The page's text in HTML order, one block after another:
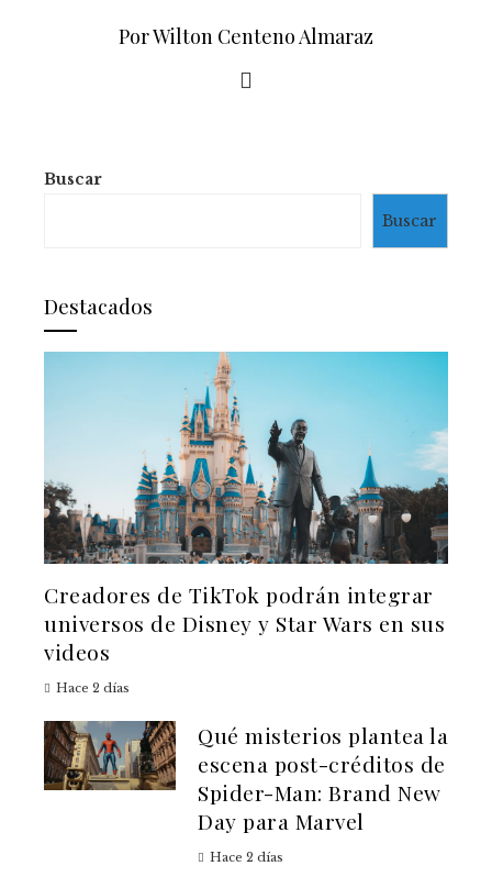
Por Wilton Centeno Almaraz
Buscar
Buscar
Destacados
Creadores de TikTok podrán integrar
universos de Disney y Star Wars en sus
videos
Hace 2 días
Qué misterios plantea la
escena post-créditos de
Spider-Man: Brand New
Day para Marvel
Hace 2 días